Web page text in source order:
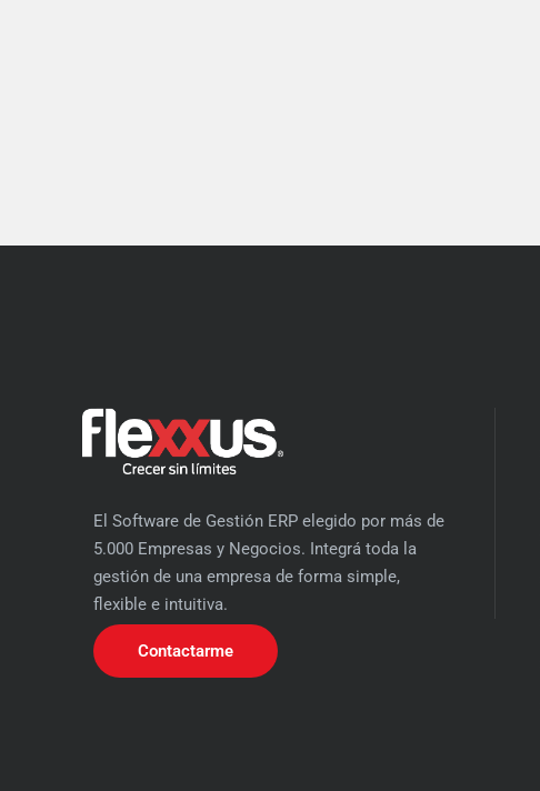
El Software de Gestión ERP elegido por más de
5.000 Empresas y Negocios. Integrá toda la
gestión de una empresa de forma simple,
flexible e intuitiva.
Contactarme